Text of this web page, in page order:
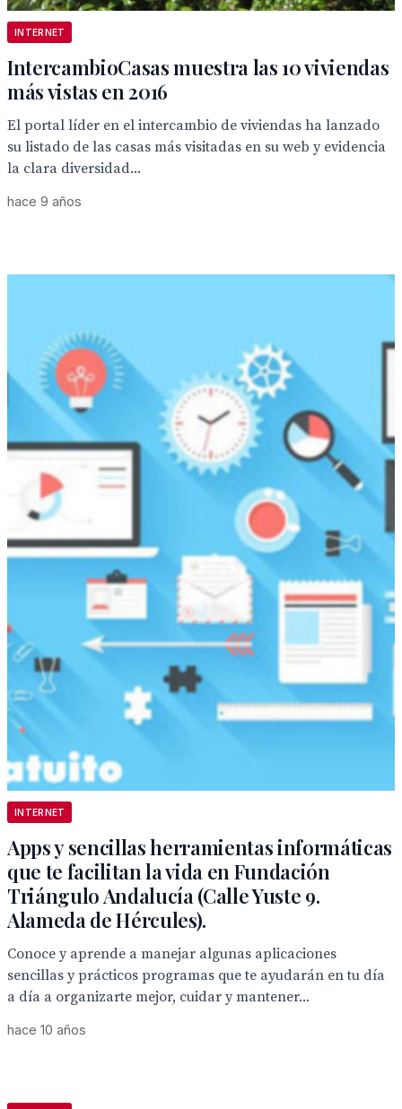
INTERNET
IntercambioCasas muestra las 10 viviendas
más vistas en 2016
El portal líder en el intercambio de viviendas ha lanzado
su listado de las casas más visitadas en su web y evidencia
la clara diversidad...
hace 9 años
INTERNET
Apps y sencillas herramientas informáticas
que te facilitan la vida en Fundación
Triángulo Andalucía (Calle Yuste 9.
Alameda de Hércules).
Conoce y aprende a manejar algunas aplicaciones
sencillas y prácticos programas que te ayudarán en tu día
a día a organizarte mejor, cuidar y mantener...
hace 10 años